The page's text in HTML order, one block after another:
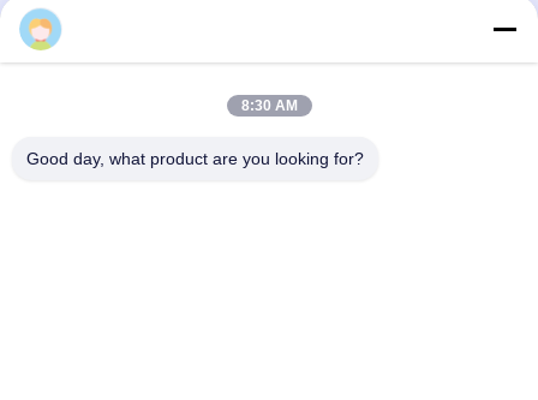
8:30 AM
Good day, what product are you looking for?